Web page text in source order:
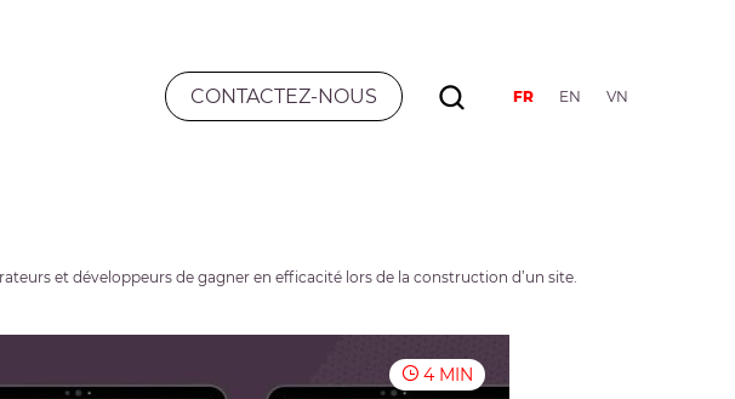
CONTACTEZ-NOUS FR EN VN
et développeurs de gagner en efficacité lors de la construction d’un site.
4 MIN